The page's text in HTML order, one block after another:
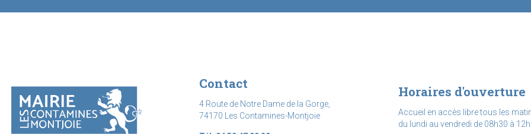
Contact
4 Route de Notre Dame de la Gorge,
74170 Les Contamines-Montjoie
Horaires d'ouverture
Accueil en accès libre tous les
du lundi au vendredi de 08h30 à